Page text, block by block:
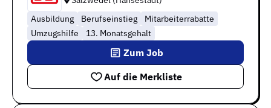
Ausbildung
Berufseinstieg
Mitarbeiterrabatte
Umzugshilfe
13. Monatsgehalt
Auf die Merkliste
Zum Job